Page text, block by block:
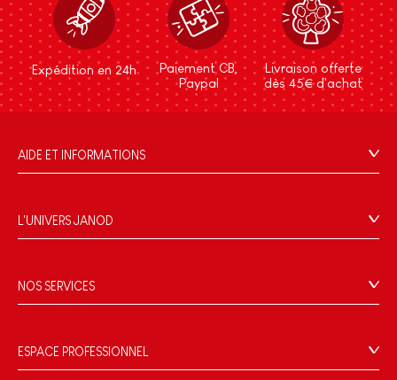
Expédition en 24h
Paiement CB,
Paypal
Livraison offerte
dès 45€ d'achat
AIDE ET INFORMATIONS
FAQ
Contact
Rappel Produits
Données personnelles
Gestion des cookies
L'UNIVERS JANOD
Le design
Blog Conseils d'Experts
Le FSC®, c'est quoi ?
NOS SERVICES
Paiement
Livraison
ESPACE PROFESSIONNEL